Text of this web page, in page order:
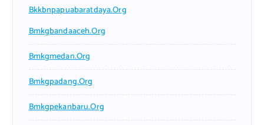
Bkkbnpapuabaratdaya.org
Bmkgbandaaceh.org
Bmkgmedan.org
Bmkgpadang.org
Bmkgpekanbaru.org